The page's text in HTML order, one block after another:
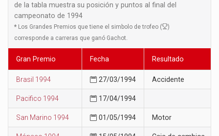
de la tabla muestra su posición y puntos al final del
campeonato de 1994
* Los Grandes Premios que tiene el simbolo de trofeo (
)
corresponde a carreras que ganó Gachot.
Gran Premio Fecha Resultado
Brasil 1994 27/03/1994 Accidente
Pacifico 1994 17/04/1994
San Marino 1994 01/05/1994 Motor